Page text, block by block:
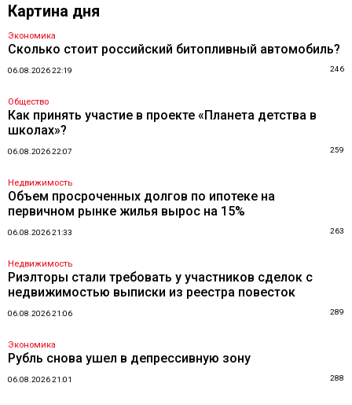
Картина дня
Экономика
Сколько стоит российский битопливный автомобиль?
06.08.2026 22:19 246
Общество
Как принять участие в проекте «Планета детства в
школах»?
06.08.2026 22:07 259
Недвижимость
Объем просроченных долгов по ипотеке на
первичном рынке жилья вырос на 15%
06.08.2026 21:33 263
Недвижимость
Риэлторы стали требовать у участников сделок с
недвижимостью выписки из реестра повесток
06.08.2026 21:06 289
Экономика
Рубль снова ушел в депрессивную зону
06.08.2026 21:01 288